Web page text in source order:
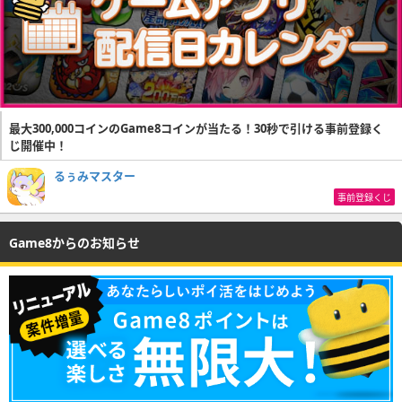
最大300,000コインのGame8コインが当たる！30秒で引ける事前登録く
じ開催中！
るぅみマスター
事前登録くじ
Game8からのお知らせ